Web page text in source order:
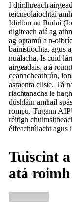
I dtírdhreach
teicneolaíochtaí
Idirlíon na Rudaí
digiteach atá ag
ag optamú a n-
bainistíochta, agus
nuálacha. Is cuid
airgeadais, atá
ceanncheathrún,
asraonta cliste. Tá
riachtanacha le
dúshláin amhail
rompu. Tugann
réitigh
éifeachtúlacht agus
Tuiscint
atá